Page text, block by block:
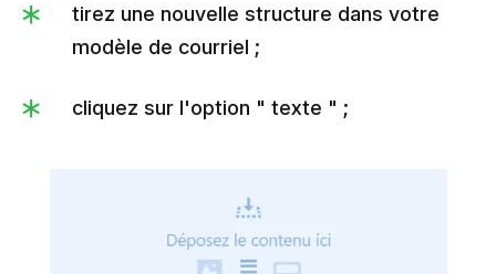
tirez une nouvelle structure dans votre
modèle de courriel ;
cliquez sur l'option " texte " ;